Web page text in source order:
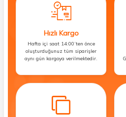
Hızlı Kargo
Hafta içi saat 14:00’ten önce
oluşturduğunuz tüm siparişler
aynı gün kargoya verilmektedir.